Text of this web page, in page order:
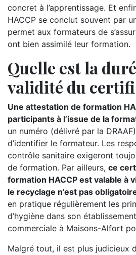
concret à l’apprentissage. Et
HACCP se conclut souvent par
permet aux formateurs de
ont bien assimilé leur formation.
Quelle est la
validité du
Une attestation de formation
participants à l’issue de la
un numéro (délivré par la
d’identifier le formateur. Les
contrôle sanitaire exigeront
de formation. Par ailleurs, ce
formation HACCP est valable à
le recyclage n’est pas
en pratique régulièrement les
d’hygiène dans son
commerciale à Maisons-Alfort
Malgré tout, il est plus judicieux